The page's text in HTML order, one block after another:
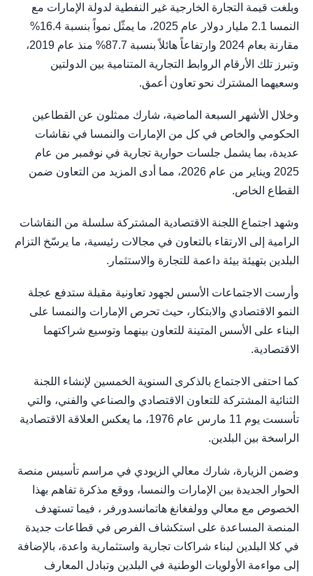
وبلغت قيمة التجارة الخارجية غير النفطية لدولة الإمارات مع
النمسا 2.1 مليار دولار عام 2025، ما يمثّل نمواً بنسبة 16.4%
مقارنة بعام 2024 وارتفاعاً هائلاً بنسبة 87.7% منذ عام 2019،
وتبرز تلك الأرقام الروابط التجارية المتنامية بين الدولتين
وسعيهما المشترك نحو تعاون أعمق.
وخلال الأشهر السبعة الماضية، شارك ممثلون عن القطاعين
الحكومي والخاص في كل من الإمارات والنمسا في نقاشات
عديدة، بما يشمل جلسات حوارية تجارية في نوفمبر من عام
2025 ويناير من عام 2026، مما أدى المزيد من التعاون ضمن
القطاع الخاص.
وشهد اجتماع اللجنة الاقتصادية المشتركة سلسلة من النقاشات
الرامية إلى الارتقاء بالتعاون في مجالات رئيسية، ما يرسّخ التزام
البلدين بتهيئة بيئة داعمة للتجارة والاستثمار.
وأرست الاجتماعات الأسس لجهود تعاونية مقبلة ستدفع عجلة
النمو الاقتصادي والابتكار، حيث تحرص الإمارات والنمسا على
البناء على الأسس المتينة للتعاون بينهما وتوسيع شراكتهما
الاقتصادية.
كما احتفى الاجتماع بالذكرى السنوية الخمسين لإنشاء اللجنة
الثنائية المشتركة للتعاون الاقتصادي والصناعي والفني، والتي
تأسست يوم 11 مارس عام 1976، ما يعكس العلاقة الاقتصادية
الراسخة بين البلدين.
وضمن الزيارة، شارك معالي الزيودي في مراسم تأسيس منصة
الحوار الجديدة بين الإمارات والنمسا، ووقع مذكرة تفاهم بهذا
الخصوص مع معالي وولفغانغ هاتمانسدورفر ، فيما تستهدف
المنصة المساعدة على استكشاف الفرص في قطاعات جديدة
في كلا البلدين لبناء شراكات تجارية واستثمارية واعدة، بالإضافة
إلى مواءمة الأولويات الوطنية في البلدين وتبادل المعارف